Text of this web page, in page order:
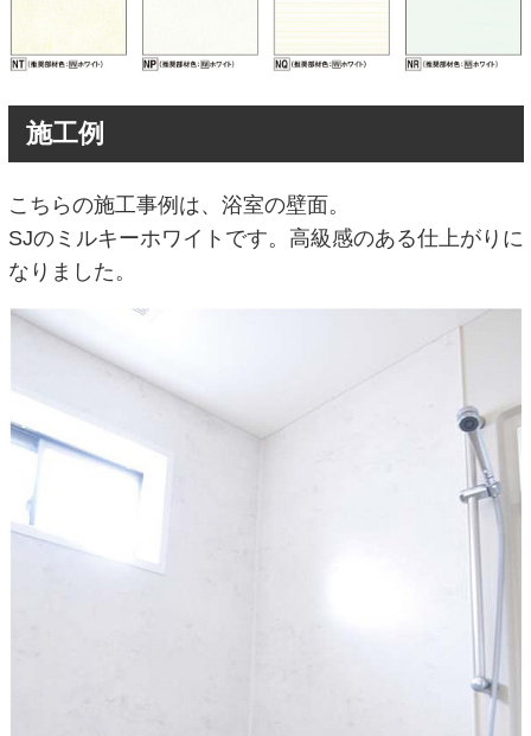
施工例
こちらの施工事例は、浴室の壁面。
SJのミルキーホワイトです。高級感のある仕上がりに
なりました。